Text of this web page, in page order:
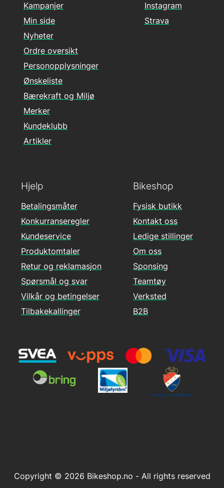
Instagram
Strava
Hjelp
Betalingsmåter
Konkurranseregler
Kundeservice
Produktomtaler
Retur og reklamasjon
Spørsmål og svar
Vilkår og betingelser
Tilbakekallinger
Kampanjer
Min side
Nyheter
Ordre oversikt
Personopplysninger
Ønskeliste
Bærekraft og Miljø
Merker
Kundeklubb
Artikler
Bikeshop
Fysisk butikk
Kontakt oss
Ledige stillinger
Om oss
Sponsing
Teamtøy
Verksted
B2B
Copyright © 2026 Bikeshop.no - All rights reserved